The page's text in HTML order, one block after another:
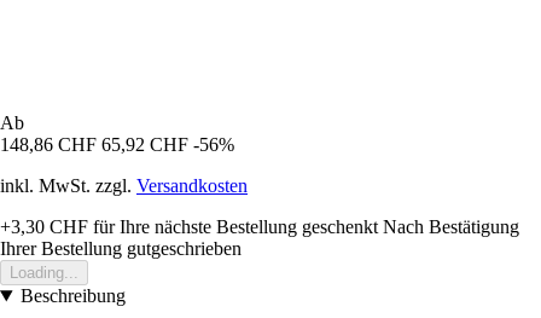
Ab
148,86 CHF 65,92 CHF -56%
inkl. MwSt. zzgl. Versandkosten
+3,30 CHF für Ihre nächste Bestellung geschenkt Nach Bestätigung
Ihrer Bestellung gutgeschrieben
Loading...
Beschreibung